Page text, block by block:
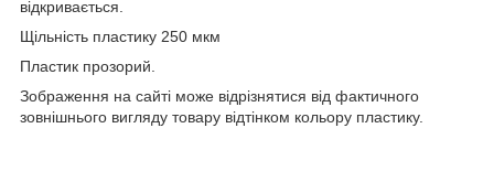
відкривається.
Щільність пластику 250 мкм
Пластик прозорий.
Зображення на сайті може відрізнятися від фактичного
зовнішнього вигляду товару відтінком кольору пластику.